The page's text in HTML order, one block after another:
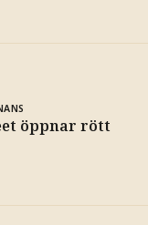
öppnar rött